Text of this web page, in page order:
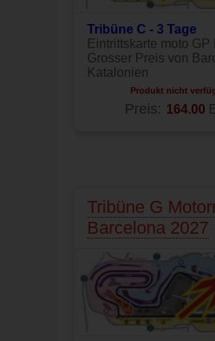
Tribüne C - 3 Tage
Eintrittskarte moto GP
Grosser Preis von
Katalonien
Produkt nicht
Preis: 164.00
Tribüne G
Barcelona 2027